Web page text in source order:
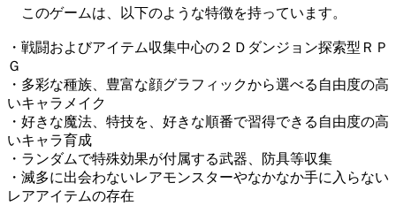
このゲームは、以下のような特徴を持っています。
・戦闘およびアイテム収集中心の２Ｄダンジョン探索型ＲＰ
Ｇ
・多彩な種族、豊富な顔グラフィックから選べる自由度の高
いキャラメイク
・好きな魔法、特技を、好きな順番で習得できる自由度の高
いキャラ育成
・ランダムで特殊効果が付属する武器、防具等収集
・滅多に出会わないレアモンスターやなかなか手に入らない
レアアイテムの存在